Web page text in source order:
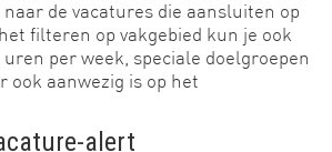
naar de vacatures die aansluiten op
filteren op vakgebied kun je ook
per week, speciale doelgroepen
ook aanwezig is op het
alert